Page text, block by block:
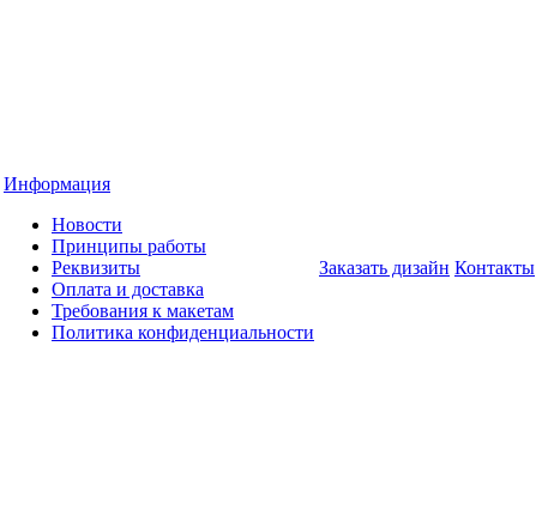
Информация
Новости
Принципы работы
Реквизиты
Оплата и доставка
Требования к макетам
Политика конфиденциальности
Заказать дизайн Контакты